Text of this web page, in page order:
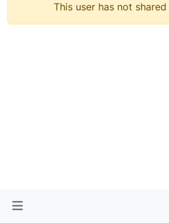
This user has not